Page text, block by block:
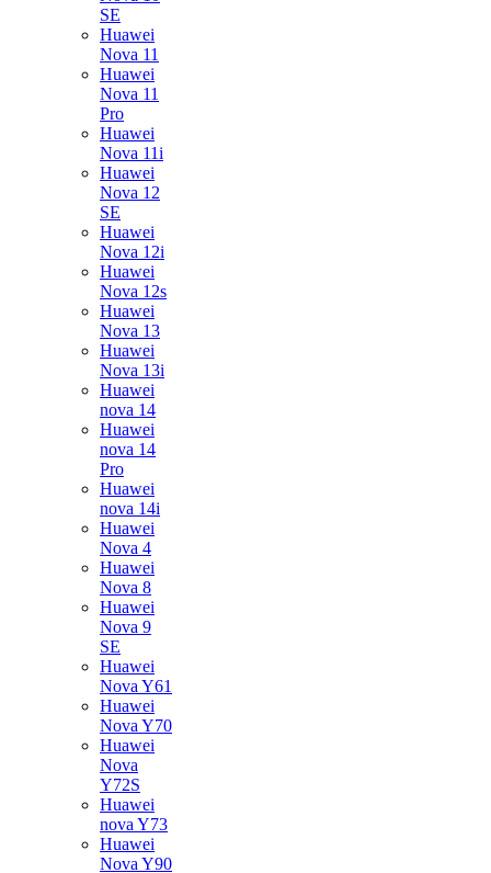
SE
Huawei
Nova 11
Huawei
Nova 11
Pro
Huawei
Nova 11i
Huawei
Nova 12
SE
Huawei
Nova 12i
Huawei
Nova 12s
Huawei
Nova 13
Huawei
Nova 13i
Huawei
nova 14
Huawei
nova 14
Pro
Huawei
nova 14i
Huawei
Nova 4
Huawei
Nova 8
Huawei
Nova 9
SE
Huawei
Nova Y61
Huawei
Nova Y70
Huawei
Nova
Y72S
Huawei
nova Y73
Huawei
Nova Y90